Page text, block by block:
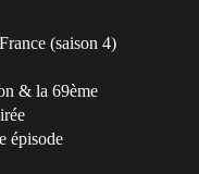
(saison 4)
& la 69ème
épisode